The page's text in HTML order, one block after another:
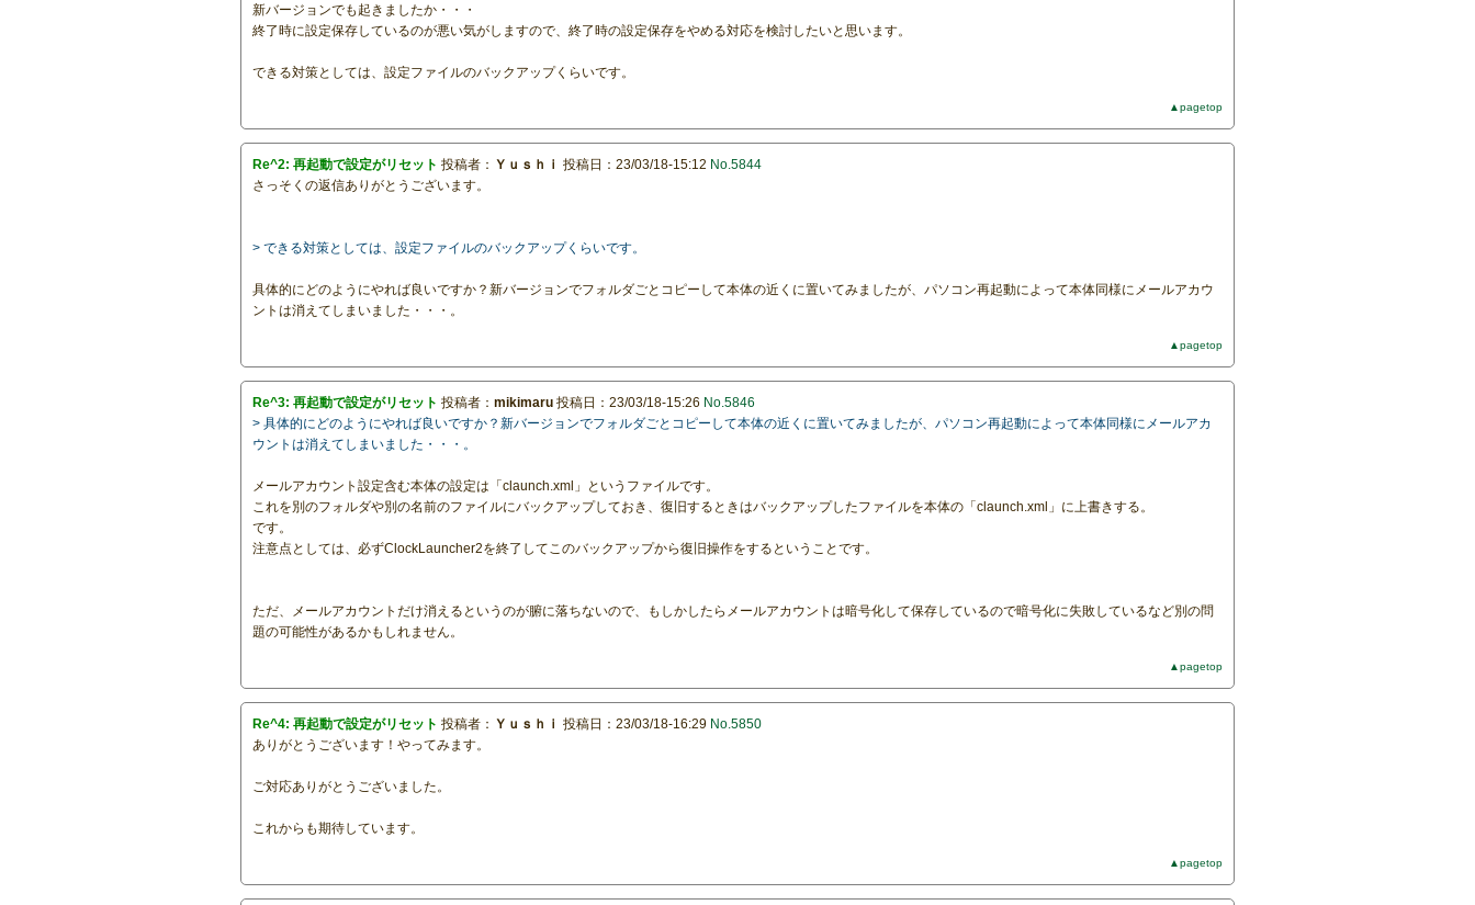
新バージョンでも起きましたか・・・
終了時に設定保存しているのが悪い気がしますので、終了時の設定保存をやめる対応を検討したいと思います。
できる対策としては、設定ファイルのバックアップくらいです。
▲pagetop
Re^2: 再起動で設定がリセット 投稿者： Ｙｕｓｈｉ 投稿日：23/03/18-15:12 No.5844
さっそくの返信ありがとうございます。
> できる対策としては、設定ファイルのバックアップくらいです。
具体的にどのようにやれば良いですか？新バージョンでフォルダごとコピーして本体の近くに置いてみましたが、パソコン再起動によって本体同様にメールアカウ
ントは消えてしまいました・・・。
▲pagetop
Re^3: 再起動で設定がリセット 投稿者：mikimaru 投稿日：23/03/18-15:26 No.5846
> 具体的にどのようにやれば良いですか？新バージョンでフォルダごとコピーして本体の近くに置いてみましたが、パソコン再起動によって本体同様にメールアカ
ウントは消えてしまいました・・・。
メールアカウント設定含む本体の設定は「claunch.xml」というファイルです。
これを別のフォルダや別の名前のファイルにバックアップしておき、復旧するときはバックアップしたファイルを本体の「claunch.xml」に上書きする。
です。
注意点としては、必ずClockLauncher2を終了してこのバックアップから復旧操作をするということです。
ただ、メールアカウントだけ消えるというのが腑に落ちないので、もしかしたらメールアカウントは暗号化して保存しているので暗号化に失敗しているなど別の問
題の可能性があるかもしれません。
▲pagetop
Re^4: 再起動で設定がリセット 投稿者： Ｙｕｓｈｉ 投稿日：23/03/18-16:29 No.5850
ありがとうございます！やってみます。
ご対応ありがとうございました。
これからも期待しています。
▲pagetop